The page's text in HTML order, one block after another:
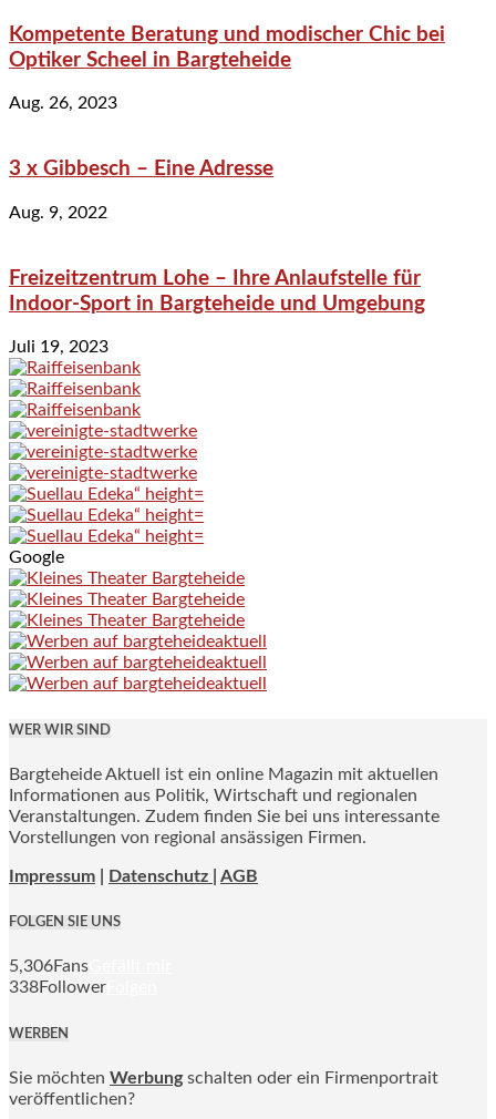
Kompetente Beratung und modischer Chic bei
Optiker Scheel in Bargteheide
Aug. 26, 2023
3 x Gibbesch – Eine Adresse
Aug. 9, 2022
Freizeitzentrum Lohe – Ihre Anlaufstelle für
Indoor-Sport in Bargteheide und Umgebung
Juli 19, 2023
Google
WER WIR SIND
Bargteheide Aktuell ist ein online Magazin mit aktuellen
Informationen aus Politik, Wirtschaft und regionalen
Veranstaltungen. Zudem finden Sie bei uns interessante
Vorstellungen von regional ansässigen Firmen.
Impressum Datenschutz | AGB
FOLGEN SIE UNS
5,306Fans
338Follower
WERBEN
Sie möchten Werbung schalten oder ein Firmenportrait
veröffentlichen?